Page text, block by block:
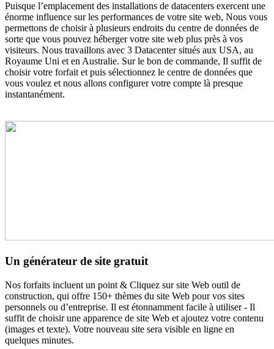
Puisque l’emplacement des installations de datacenters exercent une
énorme influence sur les performances de votre site web, Nous vous
permettons de choisir à plusieurs endroits du centre de données de
sorte que vous pouvez héberger votre site web plus près à vos
visiteurs. Nous travaillons avec 3 Datacenter situés aux USA, au
Royaume Uni et en Australie. Sur le bon de commande, Il suffit de
choisir votre forfait et puis sélectionnez le centre de données que
vous voulez et nous allons configurer votre compte là presque
instantanément.
Un générateur de site gratuit
Nos forfaits incluent un point & Cliquez sur site Web outil de
construction, qui offre 150+ thèmes du site Web pour vos sites
personnels ou d’entreprise. Il est étonnamment facile à utiliser - Il
suffit de choisir une apparence de site Web et ajoutez votre contenu
(images et texte). Votre nouveau site sera visible en ligne en
quelques minutes.